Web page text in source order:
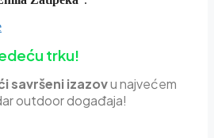
trku!
savršeni izazovu najvećem
outdoor događaja!